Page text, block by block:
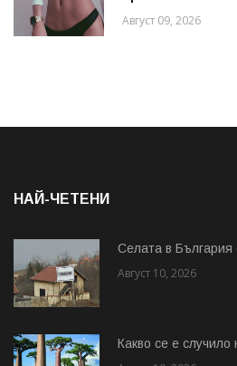
Август 09, 2026
НАЙ-ЧЕТЕНИ
Cелата в България
Август 10, 2026
Какво се е случило